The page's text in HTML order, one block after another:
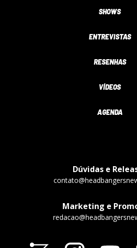
SHOWS
ENTREVISTAS
RESENHAS
VÍDEOS
AGENDA
Dúvidas e
Marketing e